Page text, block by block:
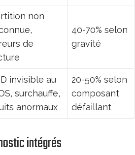
non
de
40-70% selon
gravité
invisible au
surchauffe,
anormaux
20-50% selon
composant
défaillant
intégrés